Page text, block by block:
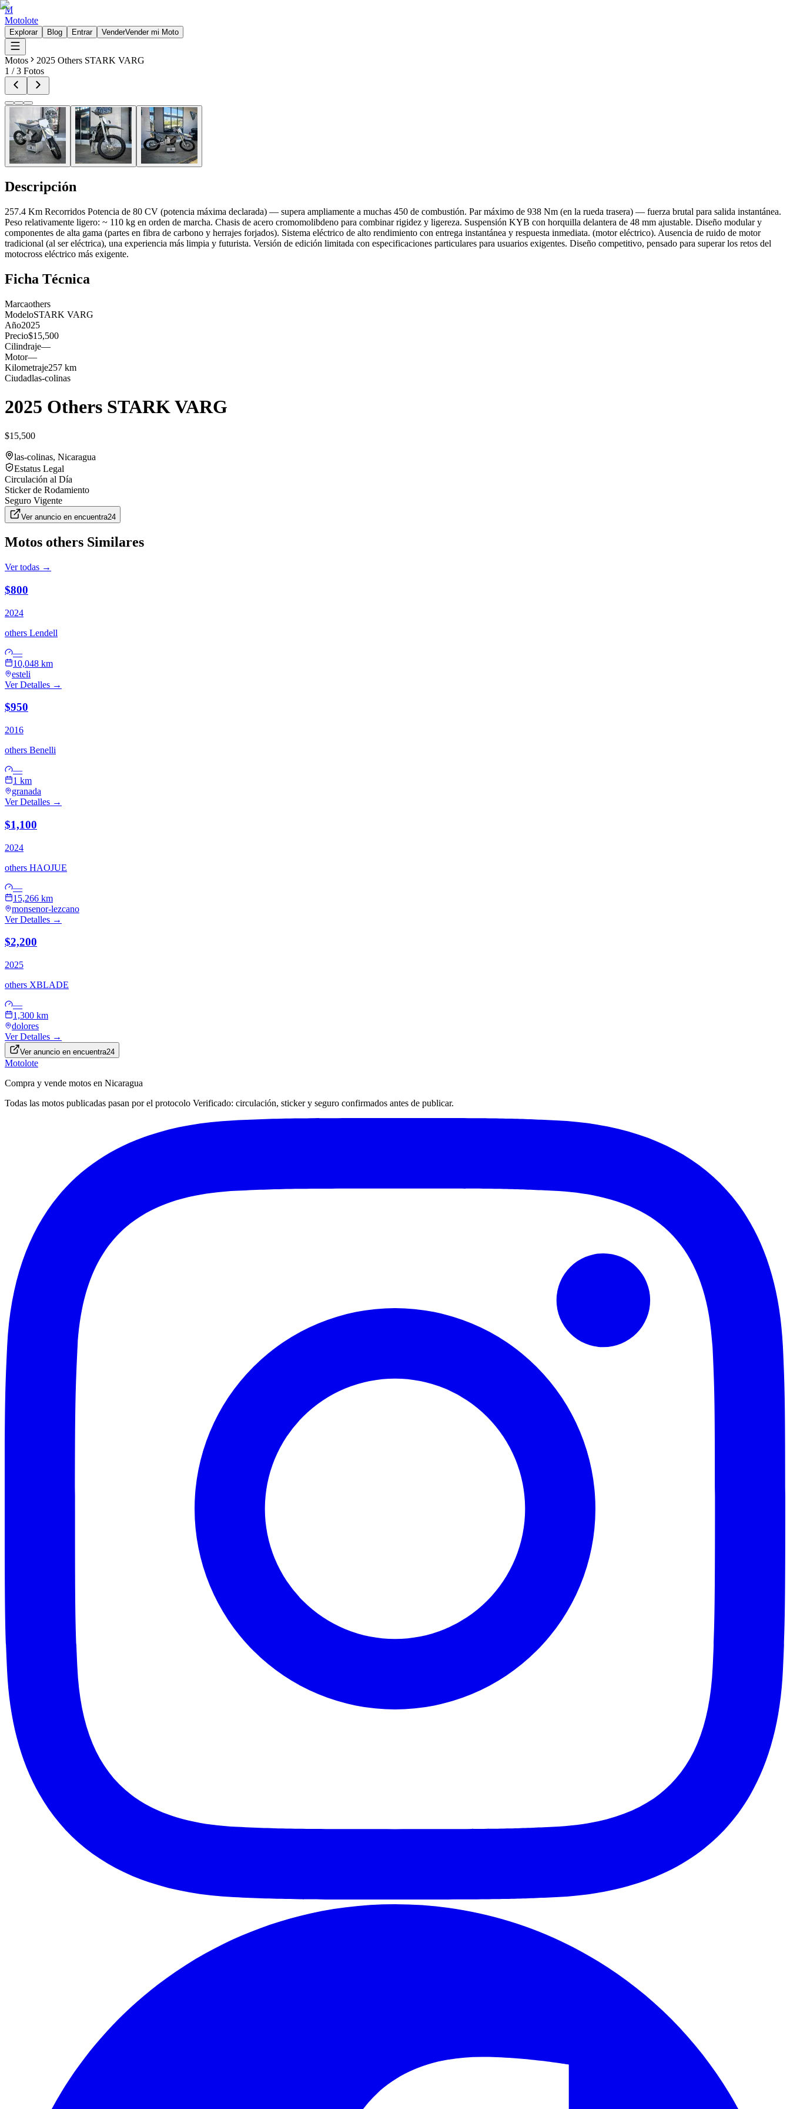
M
Motolote
Explorar Blog Entrar VenderVender mi Moto
Motos
2025 Others STARK VARG
1 /3 Fotos
Descripción
257.4 Km Recorridos Potencia de 80 CV (potencia máxima declarada) — supera ampliamente a muchas 450 de combustión. Par máximo de 938 Nm (en la rueda trasera) — fuerza brutal para salida instantánea.
Peso relativamente ligero: ~ 110 kg en orden de marcha. Chasis de acero cromomolibdeno para combinar rigidez y ligereza. Suspensión KYB con horquilla delantera de 48 mm ajustable. Diseño modular y
componentes de alta gama (partes en fibra de carbono y herrajes forjados). Sistema eléctrico de alto rendimiento con entrega instantánea y respuesta inmediata. (motor eléctrico). Ausencia de ruido de motor
tradicional (al ser eléctrica), una experiencia más limpia y futurista. Versión de edición limitada con especificaciones particulares para usuarios exigentes. Diseño competitivo, pensado para superar los retos del
motocross eléctrico más exigente.
Ficha Técnica
Marcaothers
ModeloSTARK VARG
Año2025
Precio$15,500
Cilindraje—
Motor—
Kilometraje257 km
Ciudadlas-colinas
2025 Others STARK VARG
$15,500
las-colinas, Nicaragua
Estatus Legal
Circulación al Día
Sticker de Rodamiento
Seguro Vigente
Ver anuncio en encuentra24
Motos others Similares
Ver todas →
$800
2024
others Lendell
—
10,048 km
esteli
Ver Detalles →
$950
2016
others Benelli
—
1 km
granada
Ver Detalles →
$1,100
2024
others HAOJUE
—
15,266 km
monsenor-lezcano
Ver Detalles →
$2,200
2025
others XBLADE
—
1,300 km
dolores
Ver Detalles →
Ver anuncio en encuentra24
Motolote
Compra y vende motos en Nicaragua
Todas las motos publicadas pasan por el protocolo Verificado: circulación, sticker y seguro confirmados antes de publicar.